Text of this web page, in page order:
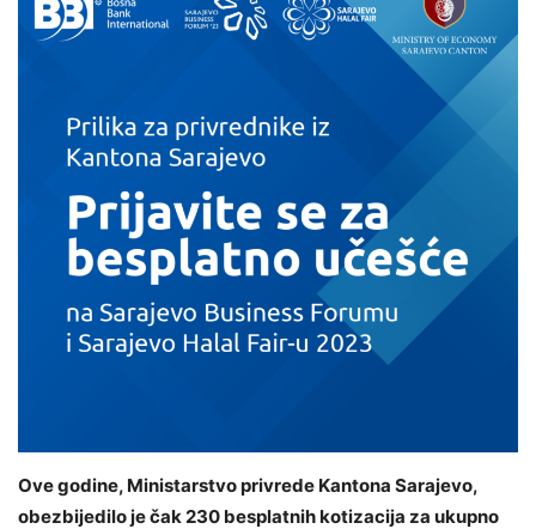
Ove godine, Ministarstvo privrede Kantona Sarajevo,
obezbijedilo je čak 230 besplatnih kotizacija za ukupno